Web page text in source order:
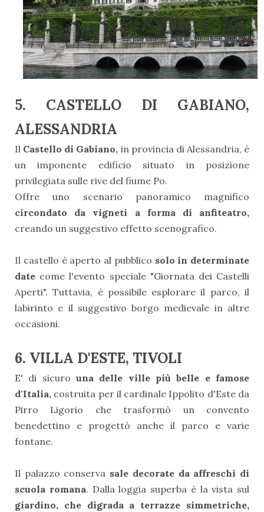
5. CASTELLO DI GABIANO,
ALESSANDRIA
Il Castello di Gabiano, in provincia di Alessandria, è
un imponente edificio situato in posizione
privilegiata sulle rive del fiume Po.
Offre uno scenario panoramico magnifico
circondato da vigneti a forma di anfiteatro,
creando un suggestivo effetto scenografico.
Il castello è aperto al pubblico solo in determinate
date come l'evento speciale "Giornata dei Castelli
Aperti". Tuttavia, è possibile esplorare il parco, il
labirinto e il suggestivo borgo medievale in altre
occasioni.
6. VILLA D'ESTE, TIVOLI
E' di sicuro una delle ville più belle e famose
d'Italia, costruita per il cardinale Ippolito d'Este da
Pirro Ligorio che trasformò un convento
benedettino e progettò anche il parco e varie
fontane.
Il palazzo conserva sale decorate da affreschi di
scuola romana. Dalla loggia superba è la vista sul
giardino, che digrada a terrazze simmetriche,